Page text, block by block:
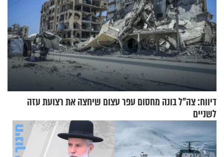
דיווח: צה"ל בונה מחסום עפר עצום שיחצה את רצועת עזה
לשניים